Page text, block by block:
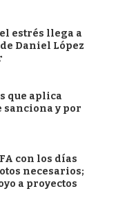
estrés llega a
Daniel López
que aplica
sanciona y por
con los días
necesarios;
a proyectos